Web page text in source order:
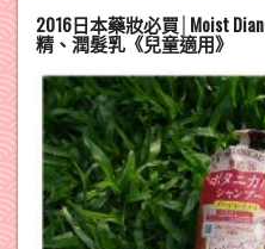
2016日本藥妝必買│Moist
精、潤髮乳《兒童適用》